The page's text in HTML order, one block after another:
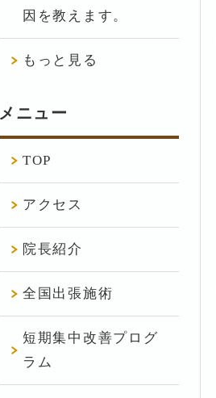
因を教えます。
もっと見る
メニュー
TOP
アクセス
院長紹介
全国出張施術
短期集中改善プログ
ラム